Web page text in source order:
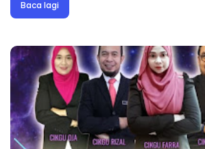
Baca lagi